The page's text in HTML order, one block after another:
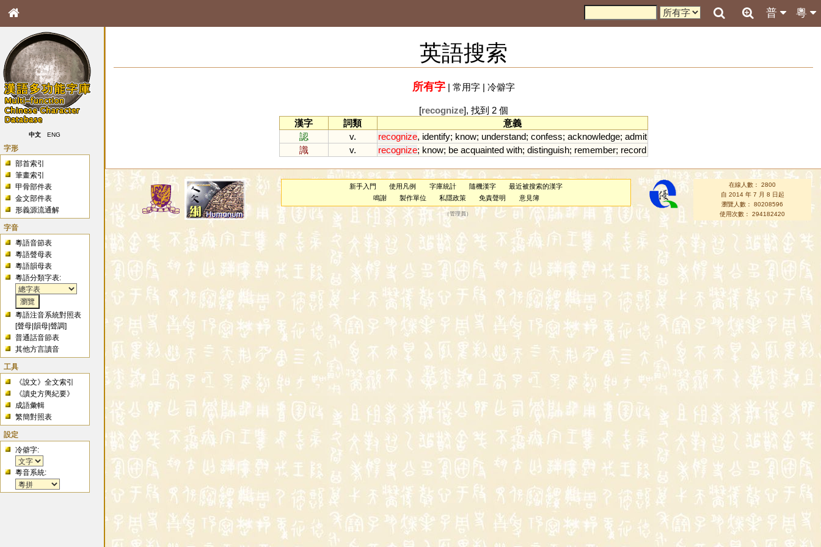
粵
普
中文 ENG
字形
部首索引
筆畫索引
甲骨部件表
金文部件表
形義源流通解
字音
粵語音節表
粵語聲母表
粵語韻母表
粵語分類字表:
粵語注音系統對照表
[聲母 |韻母 |聲調]
普通話音節表
其他方言讀音
工具
《說文》全文索引
《讀史方輿紀要》
成語彙輯
繁簡對照表
設定
冷僻字:
粵音系統:
英語搜索
所有字| 常用字| 冷僻字
[recognize], 找到 2 個
漢字
詞類
意義
認
v. recognize, identify; know; understand; confess; acknowledge; admit
識
v. recognize; know; be acquainted with; distinguish; remember; record
新手入門 使用凡例 字庫統計 隨機漢字
最近被搜索的漢字
鳴謝
製作單位 私隱政策 免責聲明 意見簿
（管理員 ）
在線人數： 2800
自 2014 年 7 月 8 日起
瀏覽人數： 80208596
使用次數： 294182420